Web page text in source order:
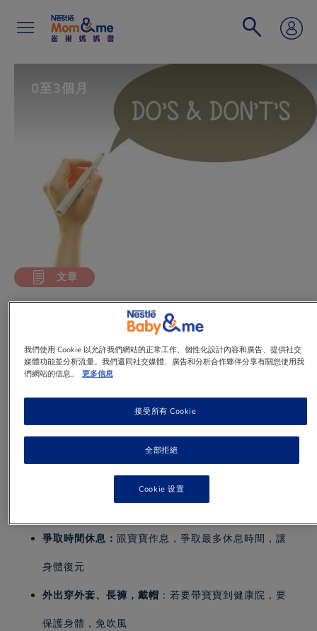
Search
0至3個月
文章
溫習一下坐月Dos & Donts
媽咪生產後， 身體需要時間復元， 坐月期間，
可以參考以下Dos & Don'ts，配合中西醫學建
議，養出比產前更好的身體！
1 min to read
爭取時間休息： 跟寶寶作息，爭取最多休息時間，讓
身體復元
外出穿外套、長褲，戴帽 ：若要帶寶寶到健康院，要
保護身體，免吹風
我們使用 Cookie 以允許我們網站的正常工作、個性化設計內容和廣告、提供社交
媒體功能並分析流量。我們還同社交媒體、廣告和分析合作夥伴分享有關您使用我
們網站的信息。
更多信息
全部拒絕
接受所有 Cookie
Cookie 设置